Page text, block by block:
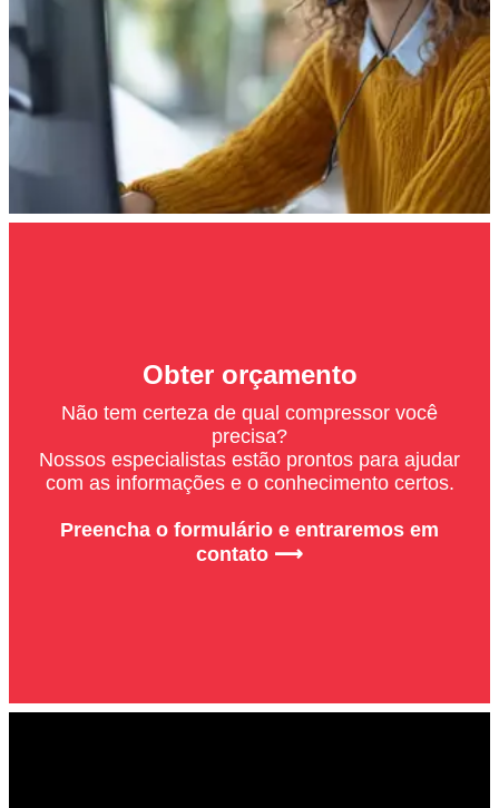
Obter orçamento
Não tem certeza de qual compressor você
precisa?
Nossos especialistas estão prontos para ajudar
com as informações e o conhecimento certos.
Preencha o formulário e entraremos em
contato ⟶